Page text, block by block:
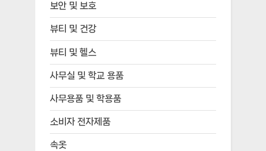
보안 및 보호
뷰티 및 건강
뷰티 및 헬스
사무실 및 학교 용품
사무용품 및 학용품
소비자 전자제품
속옷